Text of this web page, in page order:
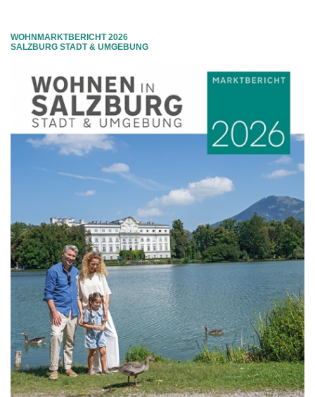
WOHNMARKTBERICHT 2026
SALZBURG STADT & UMGEBUNG